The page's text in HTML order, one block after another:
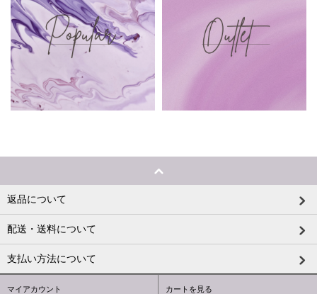
返品について
配送・送料について
支払い方法について
マイアカウント カートを見る